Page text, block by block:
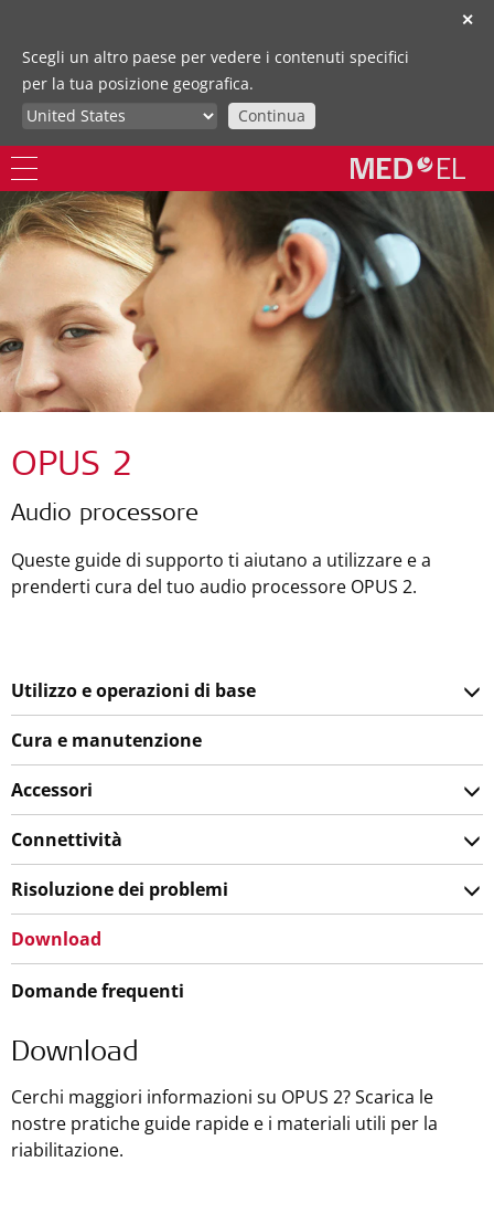
✕
Scegli un altro paese per vedere i contenuti specifici
per la tua posizione geografica.
Continua
OPUS 2
Audio processore
Queste guide di supporto ti aiutano a utilizzare e a
prenderti cura del tuo audio processore OPUS 2.
Utilizzo e operazioni di base
Cura e manutenzione
Accessori
Connettività
Risoluzione dei problemi
Download
Domande frequenti
Download
Cerchi maggiori informazioni su OPUS 2? Scarica le
nostre pratiche guide rapide e i materiali utili per la
riabilitazione.